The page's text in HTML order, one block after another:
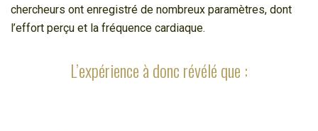
chercheurs ont enregistré de nombreux paramètres, dont
l’effort perçu et la fréquence cardiaque.
L’expérience à donc révélé que :